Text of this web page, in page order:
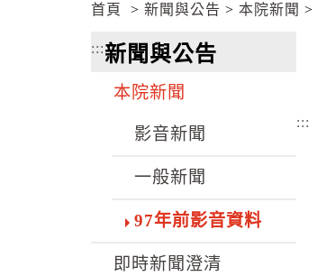
首頁 新聞與公告 本院新聞
:::新聞與公告
本院新聞
影音新聞
一般新聞
97年前影音資料
即時新聞澄清
:::